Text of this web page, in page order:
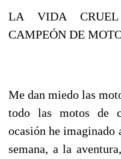
LA VIDA
CAMPEÓN DE
Me dan miedo las
todo las motos de
ocasión he imaginado
semana, a la